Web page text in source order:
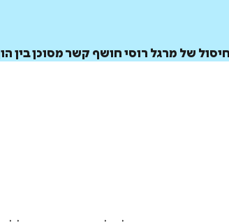
₪32 מחיר קודם: ₪39
של מרגל רוסי חושף קשר מסוכן בין